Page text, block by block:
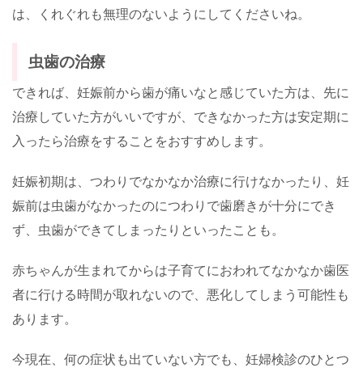
は、くれぐれも無理のないようにしてくださいね。
虫歯の治療
できれば、妊娠前から歯が痛いなと感じていた方は、先に
治療していた方がいいですが、できなかった方は安定期に
入ったら治療をすることをおすすめします。
妊娠初期は、つわりでなかなか治療に行けなかったり、妊
娠前は虫歯がなかったのにつわりで歯磨きが十分にでき
ず、虫歯ができてしまったりといったことも。
赤ちゃんが生まれてからは子育てにおわれてなかなか歯医
者に行ける時間が取れないので、悪化してしまう可能性も
あります。
今現在、何の症状も出ていない方でも、妊婦検診のひとつ